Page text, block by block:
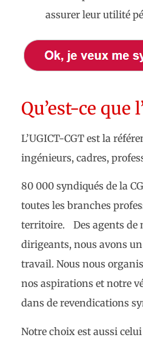
assurer leur utilité
Qu’est-ce que
L’UGICT-CGT est la
ingénieurs, cadres,
80 000 syndiqués de la
toutes les branches
territoire. Des agents de
dirigeants, nous avons
travail. Nous nous
nos aspirations et notre
dans de revendications
Notre choix est aussi